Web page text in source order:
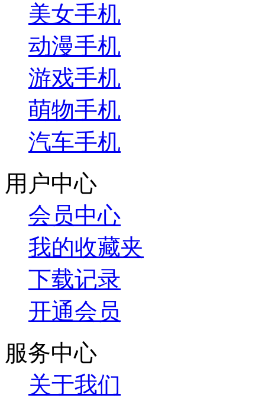
美女手机
动漫手机
游戏手机
萌物手机
汽车手机
用户中心
会员中心
我的收藏夹
下载记录
开通会员
服务中心
关于我们